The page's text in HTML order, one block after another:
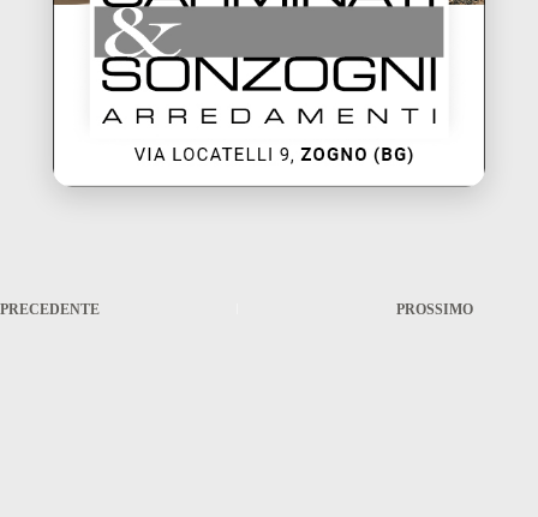
PRECEDENTE PROSSIMO